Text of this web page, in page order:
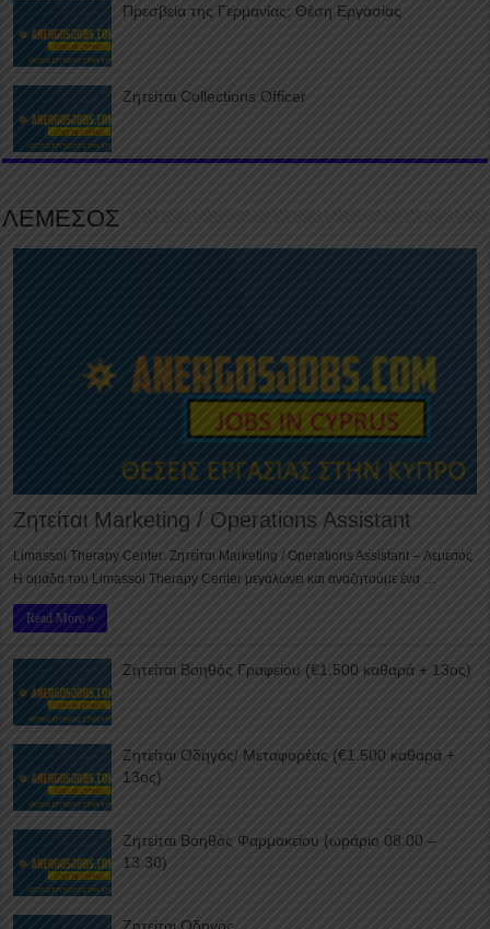
Πρεσβεία της Γερμανίας: Θέση Εργασίας
Ζητείται Collections Officer
ΛΕΜΕΣΟΣ
Ζητείται Marketing / Operations Assistant
Limassol Therapy Center: Ζητείται Marketing / Operations Assistant – Λεμεσός
Η ομάδα του Limassol Therapy Center μεγαλώνει και αναζητούμε ένα …
Read More »
Ζητείται Βοηθός Γραφείου (€1.500 καθαρά + 13ος)
Ζητείται Οδηγός/ Μεταφορέας (€1.500 καθαρά +
13ος)
Ζητείται Βοηθός Φαρμακείου (ωράριο 08:00 –
13:30)